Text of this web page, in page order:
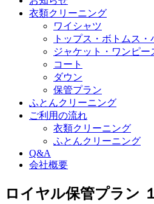
衣類クリーニング
ワイシャツ
トップス・ボトムス・
ジャケット・ワンピー
コート
ダウン
保管プラン
ふとんクリーニング
ご利用の流れ
衣類クリーニング
ふとんクリーニング
Q&A
会社概要
ロイヤル保管プラン